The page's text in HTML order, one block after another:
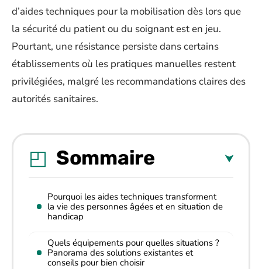
d’aides techniques pour la mobilisation dès lors que
la sécurité du patient ou du soignant est en jeu.
Pourtant, une résistance persiste dans certains
établissements où les pratiques manuelles restent
privilégiées, malgré les recommandations claires des
autorités sanitaires.
Sommaire
Pourquoi les aides techniques transforment
la vie des personnes âgées et en situation de
handicap
Quels équipements pour quelles situations ?
Panorama des solutions existantes et
conseils pour bien choisir